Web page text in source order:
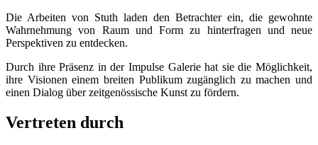
Die Arbeiten von Stuth laden den Betrachter ein, die gewohnte
Wahrnehmung von Raum und Form zu hinterfragen und neue
Perspektiven zu entdecken.
Durch ihre Präsenz in der Impulse Galerie hat sie die Möglichkeit,
ihre Visionen einem breiten Publikum zugänglich zu machen und
einen Dialog über zeitgenössische Kunst zu fördern.
Vertreten durch